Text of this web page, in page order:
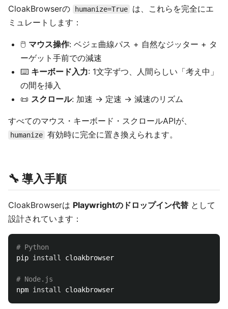
CloakBrowserの humanize=True
は、これらを完全にエ
ミュレートします：
🖱️ マウス操作: ベジェ曲線パス + 自然なジッター + タ
ーゲット手前での減速
⌨️ キーボード入力: 1文字ずつ、人間らしい「考え中」
の間を挿入
📜 スクロール: 加速 → 定速 → 減速のリズム
すべてのマウス・キーボード・スクロールAPIが、
humanize 有効時に完全に置き換えられます。
🔧 導入手順
CloakBrowserは Playwrightのドロップイン代替 として
設計されています：
# Python
pip install cloakbrowser
# Node.js
npm install